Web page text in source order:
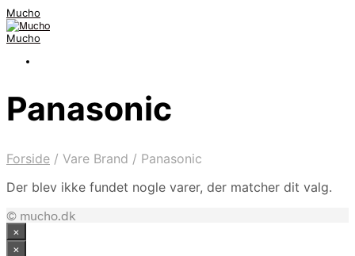
Mucho
Mucho
Panasonic
Forside / Vare Brand / Panasonic
Der blev ikke fundet nogle varer, der matcher dit valg.
© mucho.dk
×
×